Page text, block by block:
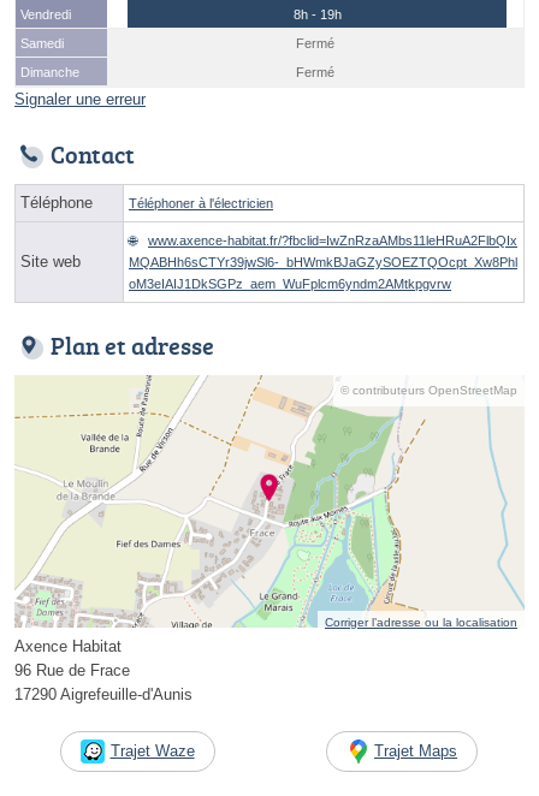
Vendredi
8h - 19h
Samedi
Fermé
Dimanche
Fermé
Signaler une erreur
Contact
Téléphone Téléphoner à l'électricien
Site web
www.axence-habitat.fr/?fbclid=IwZnRzaAMbs11leHRuA2FlbQIx
MQABHh6sCTYr39jwSl6-_bHWmkBJaGZySOEZTQOcpt_Xw8Phl
oM3eIAIJ1DkSGPz_aem_WuFplcm6yndm2AMtkpgvrw
Plan et adresse
© contributeurs OpenStreetMap
Corriger l’adresse ou la localisation
Axence Habitat
96 Rue de Frace
17290 Aigrefeuille-d'Aunis
Trajet Waze Trajet Maps